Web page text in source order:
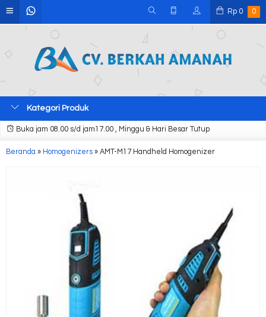
Rp 0 0
Kategori Produk
Buka jam 08.00 s/d jam17.00 , Minggu & Hari Besar Tutup
Beranda » Homogenizers » AMT-M17 Handheld Homogenizer